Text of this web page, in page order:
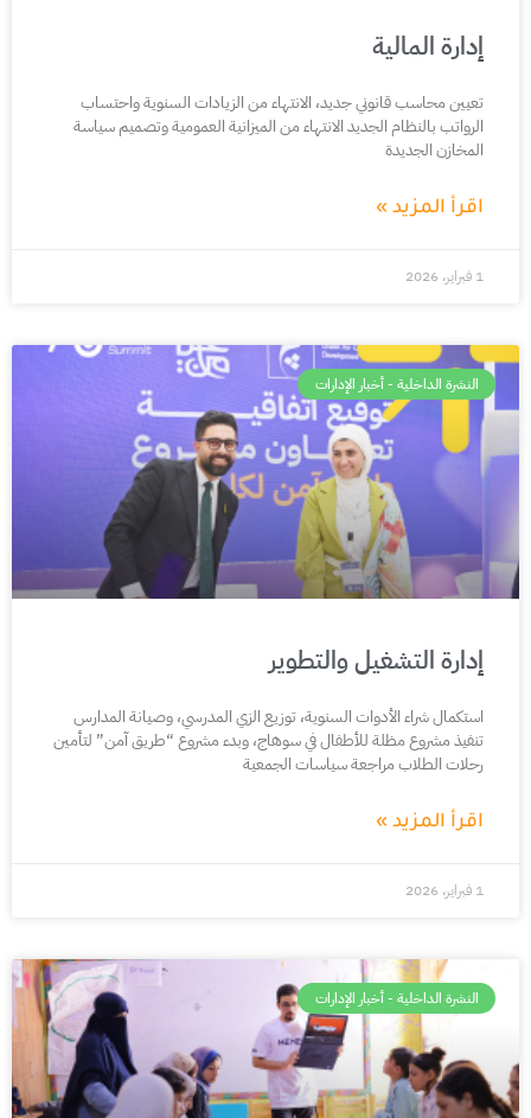
إدارة المالية
تعيين محاسب قانوني جديد، الانتهاء من الزيادات السنوية واحتساب
الرواتب بالنظام الجديد الانتهاء من الميزانية العمومية وتصميم سياسة
المخازن الجديدة
اقرأ المزيد »
1 فبراير، 2026
النشرة الداخلية - أخبار الإدارات
إدارة التشغيل والتطوير
استكمال شراء الأدوات السنوية، توزيع الزي المدرسي، وصيانة المدارس
تنفيذ مشروع مظلة للأطفال في سوهاج، وبدء مشروع “طريق آمن” لتأمين
رحلات الطلاب مراجعة سياسات الجمعية
اقرأ المزيد »
1 فبراير، 2026
النشرة الداخلية - أخبار الإدارات